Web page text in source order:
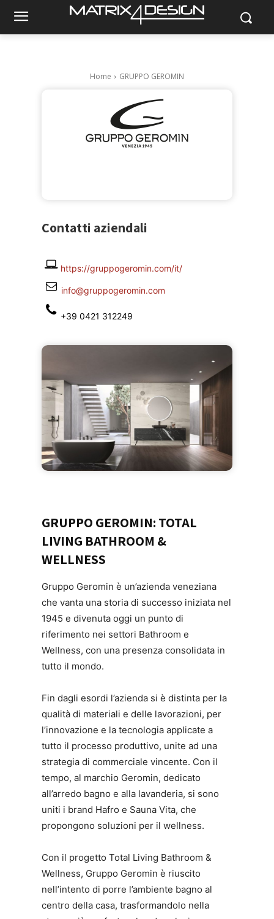
Home GRUPPO GEROMIN
GEROMIN
Contatti aziendali
https://gruppogeromin.com/it/
info@gruppogeromin.com
+39 0421 312249
GRUPPO GEROMIN: TOTAL
LIVING BATHROOM &
WELLNESS
Gruppo Geromin è un’azienda veneziana
che vanta una storia di successo iniziata nel
1945 e divenuta oggi un punto di
riferimento nei settori Bathroom e
Wellness, con una presenza consolidata in
tutto il mondo.
Fin dagli esordi l’azienda si è distinta per la
qualità di materiali e delle lavorazioni, per
l’innovazione e la tecnologia applicate a
tutto il processo produttivo, unite ad una
strategia di commerciale vincente. Con il
tempo, al marchio Geromin, dedicato
all’arredo bagno e alla lavanderia, si sono
uniti i brand Hafro e Sauna Vita, che
propongono soluzioni per il wellness.
Con il progetto Total Living Bathroom &
Wellness, Gruppo Geromin è riuscito
nell’intento di porre l’ambiente bagno al
centro della casa, trasformandolo nella